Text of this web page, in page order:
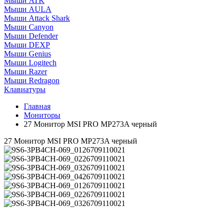
Мыши AULA
Мыши Attack Shark
Мыши Canyon
Мыши Defender
Мыши DEXP
Мыши Genius
Мыши Logitech
Мыши Razer
Мыши Redragon
Клавиатуры
Главная
Мониторы
27 Монитор MSI PRO MP273A черный
27 Монитор MSI PRO MP273A черный